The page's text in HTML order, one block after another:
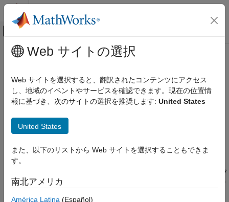
コンテンツへスキップ
オフキャンバス ナビゲーション メ
ドキュメンテーションのホーム
Image Processing Toolbox
表示と調査
項目一覧
構文
例
入力引数
メインコンテンツ
openrset
R-Set ファイルを開き、R-Set を表示
構文
説明
は、解像度を下げたデータセット (R-Set) フ
ァイルを開き、関数
によって開かれたイメージ ツールで
Web サイトの選択
Web サイトを選択すると、翻訳されたコンテンツにアクセス
し、地域のイベントやサービスを確認できます。現在の位置情
報に基づき、次のサイトの選択を推奨します: United States
United States
また、以下のリストから Web サイトを選択することもできま
す。
南北アメリカ
América Latina (Español)